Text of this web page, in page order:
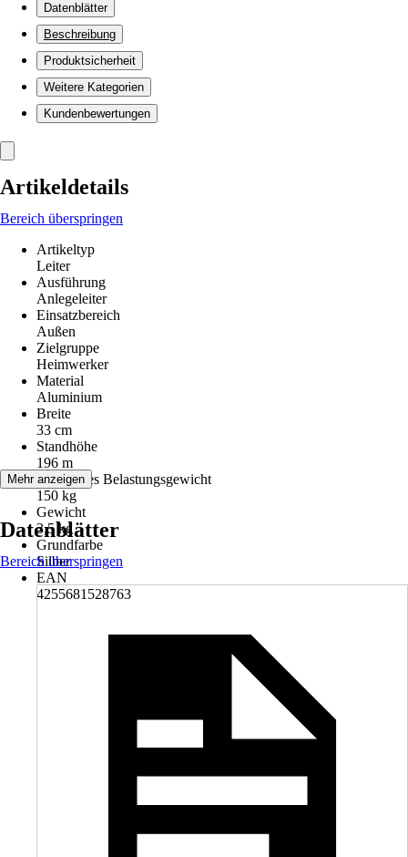
Datenblätter
Beschreibung
Produktsicherheit
Weitere Kategorien
Kundenbewertungen
Artikeldetails
Bereich überspringen
Artikeltyp
Leiter
Ausführung
Anlegeleiter
Einsatzbereich
Außen
Zielgruppe
Heimwerker
Material
Aluminium
Breite
33 cm
Standhöhe
196 m
Maximales Belastungsgewicht
150 kg
Gewicht
3,5 kg
Grundfarbe
Silber
EAN
4255681528763
Mehr anzeigen
Datenblätter
Bereich überspringen